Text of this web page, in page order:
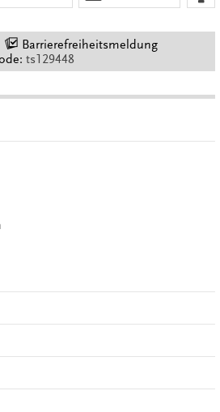
Barrierefreiheitsmeldung
ts129448